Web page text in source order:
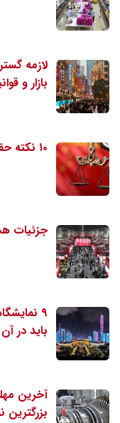
لازمه
بازار و
۱۰ نکته حقوقی برای تجارت با کشور چین
جزئیات
باید در
آخرین